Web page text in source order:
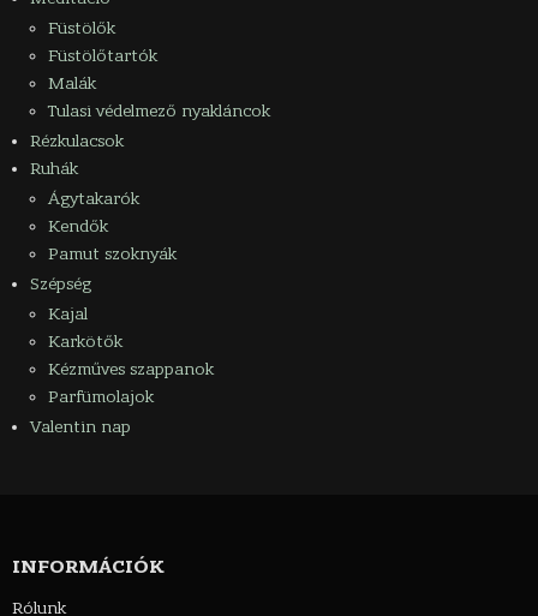
Füstölők
Füstölőtartók
Malák
Tulasi védelmező nyakláncok
Rézkulacsok
Ruhák
Ágytakarók
Kendők
Pamut szoknyák
Szépség
Kajal
Karkötők
Kézműves szappanok
Parfümolajok
Valentin nap
INFORMÁCIÓK
Rólunk